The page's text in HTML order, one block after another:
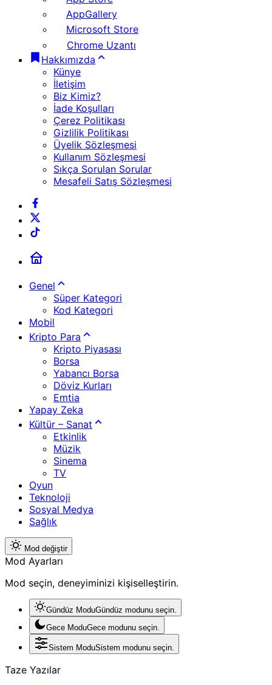
AppGallery
Microsoft Store
Chrome Uzantı
Hakkımızda
Künye
İletişim
Biz Kimiz?
İade Koşulları
Çerez Politikası
Gizlilik Politikası
Üyelik Sözleşmesi
Kullanım Sözleşmesi
Sıkça Sorulan Sorular
Mesafeli Satış Sözleşmesi
Genel
Süper Kategori
Kod Kategori
Mobil
Kripto Para
Kripto Piyasası
Borsa
Yabancı Borsa
Döviz Kurları
Emtia
Yapay Zeka
Kültür – Sanat
Etkinlik
Müzik
Sinema
TV
Oyun
Teknoloji
Sosyal Medya
Sağlık
Mod değiştir
Mod Ayarları
Mod seçin, deneyiminizi kişiselleştirin.
Gündüz ModuGündüz modunu seçin.
Gece ModuGece modunu seçin.
Sistem ModuSistem modunu seçin.
Taze Yazılar